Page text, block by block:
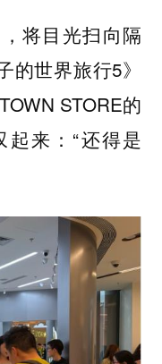
将目光扫向隔
的世界旅行5》
STORE的
来：“还得是